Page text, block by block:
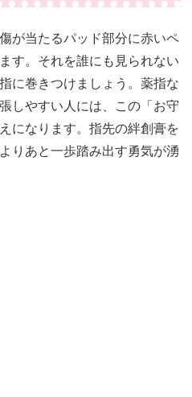
が当たるパッド部分に赤いペ
す。それを誰にも見られない
に巻きつけましょう。薬指な
しやすい人には、この「お守
になります。指先の絆創膏を
りあと一歩踏み出す勇気が湧